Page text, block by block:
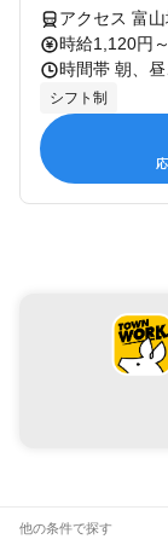
アクセス 富
時給1,120円
シフト制
他の条件で探す